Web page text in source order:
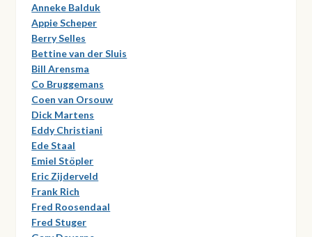
Anneke Balduk
Appie Scheper
Berry Selles
Bettine van der Sluis
Bill Arensma
Co Bruggemans
Coen van Orsouw
Dick Martens
Eddy Christiani
Ede Staal
Emiel Stöpler
Eric Zijderveld
Frank Rich
Fred Roosendaal
Fred Stuger